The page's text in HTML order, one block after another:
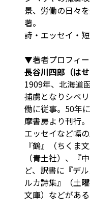
景、労働の日々
著。
詩・エッセイ・
▼著者プロフィ
長谷川四郎（はせ
1909年、北海道
捕虜となりシベ
働に従事。50年
摩書房より刊行
エッセイなど幅
『鶴』（ちくま
（青土社）、『
ど、訳書に『デ
ルカ詩集』（土
文庫）などがある